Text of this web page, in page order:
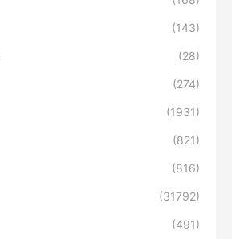
(143)
(28)
(274)
(1931)
(821)
(816)
(31792)
(491)